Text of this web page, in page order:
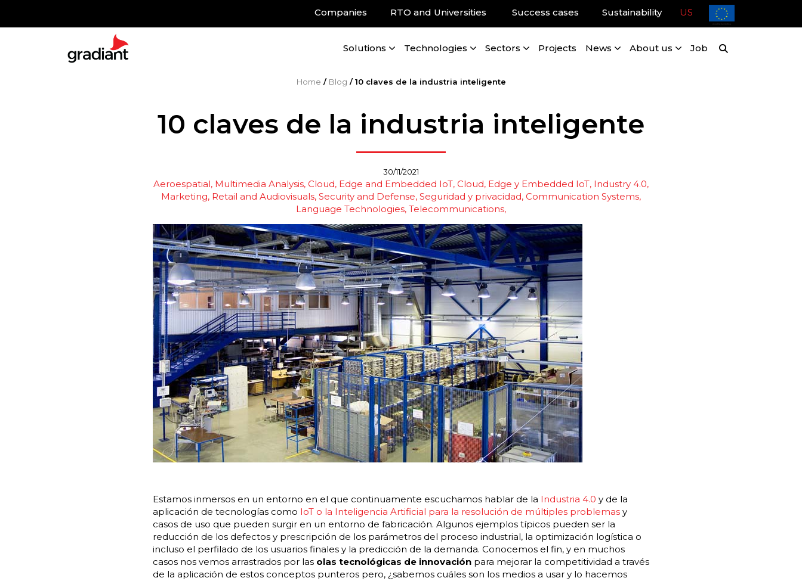
Companies RTO and Universities Success cases Sustainability US
Solutions Technologies Sectors Projects News About us Job
Home / Blog /10 claves de la industria inteligente
10 claves de la industria inteligente
30/11/2021
Aeroespatial Multimedia Analysis Cloud, Edge and Embedded IoT Cloud, Edge y Embedded IoT Industry 4.0
Marketing, Retail and Audiovisuals Security and Defense Seguridad y privacidad Communication Systems
Language Technologies Telecommunications
Estamos inmersos en un entorno en el que continuamente escuchamos hablar de la Industria 4.0 y de la
aplicación de tecnologías como IoT o la Inteligencia Artificial para la resolución de múltiples problemasy
casos de uso que pueden surgir en un entorno de fabricación. Algunos ejemplos típicos pueden ser la
reducción de los defectos y prescripción de los parámetros del proceso industrial, la optimización logística o
incluso el perfilado de los usuarios finales y la predicción de la demanda. Conocemos el fin, y en muchos
casos nos vemos arrastrados por las olas tecnológicas de innovaciónpara mejorar la competitividad a través
de la aplicación de estos conceptos punteros pero, ¿sabemos cuáles son los medios a usar y lo hacemos